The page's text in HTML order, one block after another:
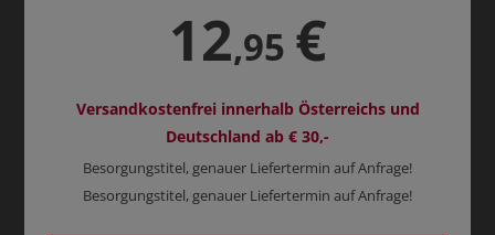
12,95 €
Versandkostenfrei innerhalb Österreichs und
Deutschland ab € 30,-
Besorgungstitel, genauer Liefertermin auf Anfrage!
Besorgungstitel, genauer Liefertermin auf Anfrage!